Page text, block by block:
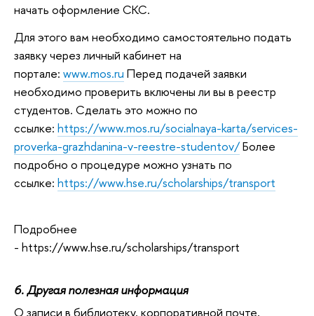
начать оформление СКС.
Для этого вам необходимо самостоятельно подать
заявку через личный кабинет на
портале: www.mos.ru Перед подачей заявки
необходимо проверить включены ли вы в реестр
студентов. Сделать это можно по
ссылке: https://www.mos.ru/socialnaya-karta/services-
proverka-grazhdanina-v-reestre-studentov/Более
подробно о процедуре можно узнать по
ссылке: https://www.hse.ru/scholarships/transport
Подробнее
- https://www.hse.ru/scholarships/transport
6. Другая полезная информация
О записи в библиотеку, корпоративной почте,